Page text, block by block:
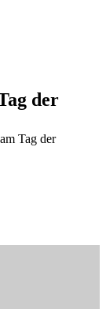
der
Tag der